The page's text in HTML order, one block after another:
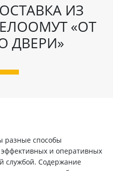
ИЗ
«ОТ
ДВЕРИ»
разные способы
и оперативных
службой. Содержание